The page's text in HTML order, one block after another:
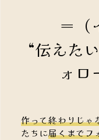
＝（
“伝えた
ォロ
作って終わりじゃ
たちに届くまでフ